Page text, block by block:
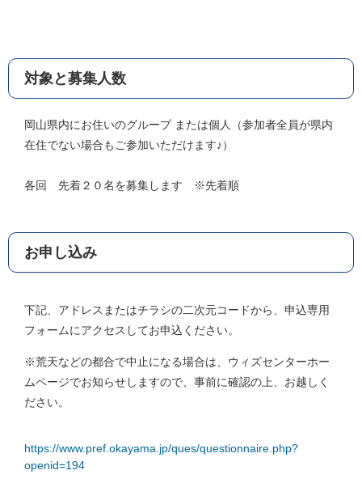
対象と募集人数
岡山県内にお住いのグループ または個人（参加者全員が県内
在住でない場合もご参加いただけます♪）
各回 先着２０名を募集します ※先着順
お申し込み
下記、アドレスまたはチラシの二次元コードから、申込専用
フォームにアクセスしてお申込ください。
※荒天などの都合で中止になる場合は、ウィズセンターホー
ムページでお知らせしますので、事前に確認の上、お越しく
ださい。
https://www.pref.okayama.jp/ques/questionnaire.php?
openid=194